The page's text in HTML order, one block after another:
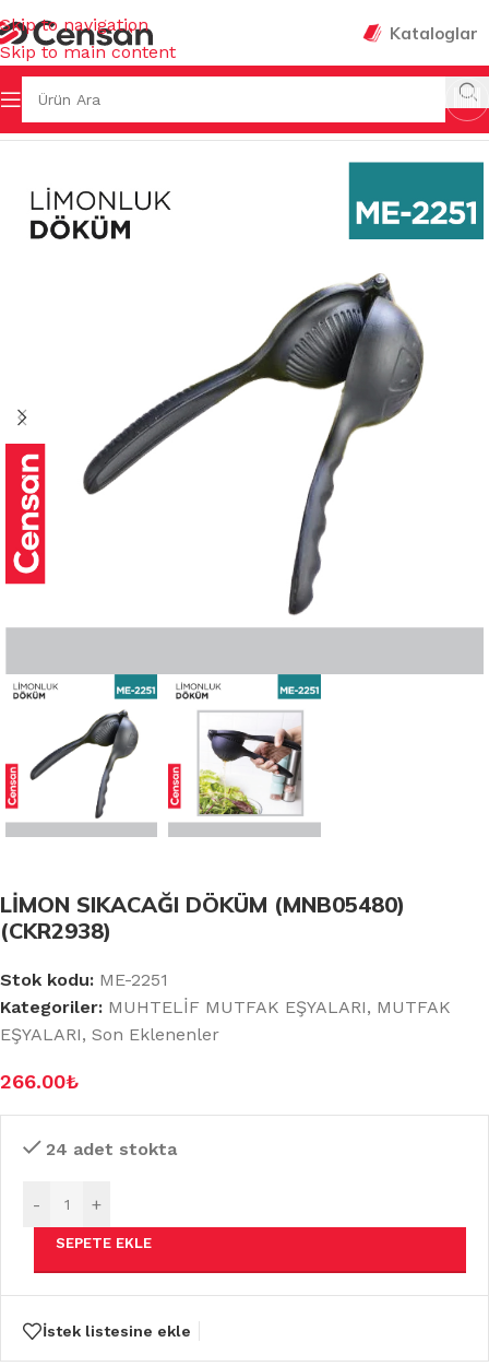
Skip to navigation
Skip to main content
Kataloglar
MUHTELİF MUTFAK EŞYALARI
LİMON SIKACAĞI DÖKÜM (MNB05480)
(CKR2938)
Stok kodu: ME-2251
Kategoriler: MUHTELİF MUTFAK EŞYALARI, MUTFAK
EŞYALARI, Son Eklenenler
266.00₺
24 adet stokta
- +
SEPETE EKLE
İstek listesine ekle